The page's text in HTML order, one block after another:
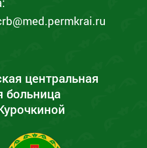
центральная
больница